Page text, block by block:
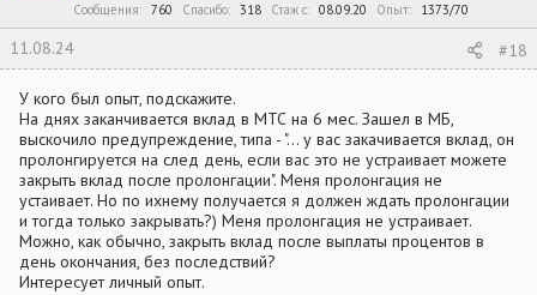
Сообщения
760 Спасибо 318 Стаж c 08.09.20 Опыт 1373/70
11.08.24 #18
У кого был опыт, подскажите.
На днях заканчивается вклад в МТС на 6 мес. Зашел в МБ,
выскочило предупреждение, типа - "... у вас закачивается вклад, он
пролонгируется на след день, если вас это не устраивает можете
закрыть вклад после пролонгации". Меня пролонгация не
устаивает. Но по ихнему получается я должен ждать пролонгации
и тогда только закрывать?) Меня пролонгация не устраивает.
Можно, как обычно, закрыть вклад после выплаты процентов в
день окончания, без последствий?
Интересует личный опыт.